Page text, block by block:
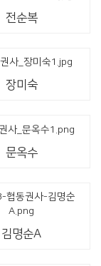
전순복
장미숙
문옥수
김명순A